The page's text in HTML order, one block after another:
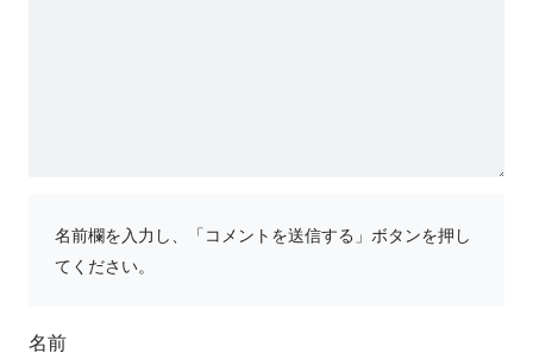
名前欄を入力し、「コメントを送信する」ボタンを押し
てください。
名前